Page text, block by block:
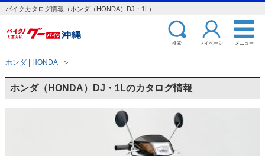
バイクカタログ情報（ホンダ（HONDA）DJ・1L）
検索 マイページ メニュー
ホンダ | HONDA ＞
ホンダ（HONDA）DJ・1Lのカタログ情報